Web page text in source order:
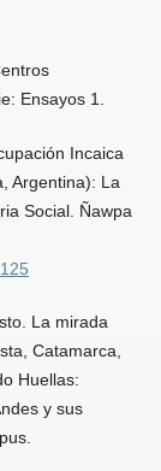
Ensayos 1.
Incaica
Argentina): La
Social. Ñawpa
La mirada
Catamarca,
Huellas:
y sus